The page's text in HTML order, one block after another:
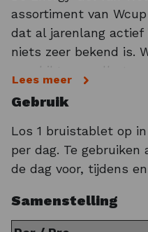
assortiment van
dat al jarenlang actief
niets zeer bekend is.
geschikt voor alle
koolhydraatrijke
lichaam snel van de
dosering van 40ml
koolhydraten.
gel extra Vitamine B1.
Het draagt bij aan de
zenuwstelsel en is
Lees meer
Gebruik
Los 1 bruistablet op
per dag. Te
de dag voor, tijdens
Samenstelling